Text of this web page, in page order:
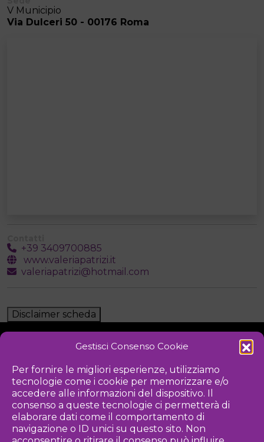
Gestisci Consenso Cookie
Per fornire le migliori esperienze, utilizziamo
tecnologie come i cookie per memorizzare e/o
accedere alle informazioni del dispositivo. Il
consenso a queste tecnologie ci permetterà di
elaborare dati come il comportamento di
navigazione o ID unici su questo sito. Non
V Municipio
Via Dulceri 50 - 00176 Roma
+39 3409700885
www.valeriapatrizi.it
valeriapatrizi@hotmail.com
Disclaimer scheda
PRIVACY POLICY
Iniziativa